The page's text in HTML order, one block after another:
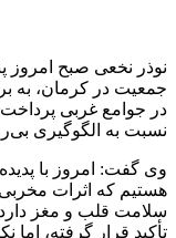
نوذر نخعی صبح امروز
جمعیت در کرمان، به
در جوامع غربی پرداخت
نسبت به الگوگیری
وی گفت: امروز با
هستیم که اثرات مخربی
سلامت قلب و مغز
تأکید قرار گرفته، اما